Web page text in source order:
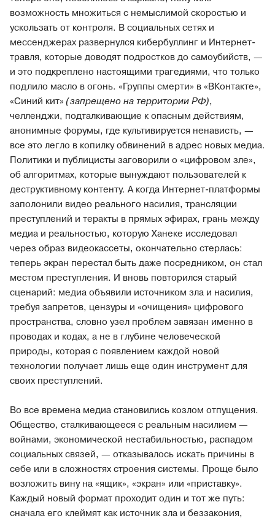
возможность множиться с немыслимой скоростью и
ускользать от контроля. В социальных сетях и
мессенджерах развернулся кибербуллинг и Интернет-
травля, которые доводят подростков до самоубийств, —
и это подкреплено настоящими трагедиями, что только
подлило масло в огонь. «Группы смерти» в «ВКонтакте»,
«Синий кит»(запрещено на территории РФ),
челленджи, подталкивающие к опасным действиям,
анонимные форумы, где культивируется ненависть, —
все это легло в копилку обвинений в адрес новых медиа.
Политики и публицисты заговорили о «цифровом зле»,
об алгоритмах, которые вынуждают пользователей к
деструктивному контенту. А когда Интернет-платформы
заполонили видео реального насилия, трансляции
преступлений и теракты в прямых эфирах, грань между
медиа и реальностью, которую Ханеке исследовал
через образ видеокассеты, окончательно стерлась:
теперь экран перестал быть даже посредником, он стал
местом преступления. И вновь повторился старый
сценарий: медиа объявили источником зла и насилия,
требуя запретов, цензуры и «очищения» цифрового
пространства, словно узел проблем завязан именно в
проводах и кодах, а не в глубине человеческой
природы, которая с появлением каждой новой
технологии получает лишь еще один инструмент для
своих преступлений.
Во все времена медиа становились козлом отпущения.
Общество, сталкивающееся с реальным насилием —
войнами, экономической нестабильностью, распадом
социальных связей, — отказывалось искать причины в
себе или в сложностях строения системы. Проще было
возложить вину на «ящик», «экран» или «приставку».
Каждый новый формат проходит один и тот же путь:
сначала его клеймят как источник зла и беззакония,